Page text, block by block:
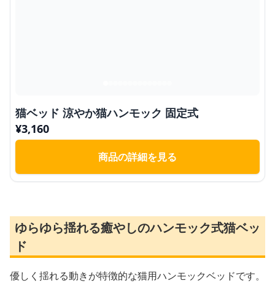
猫ベッド 涼やか猫ハンモック 固定式
¥3,160
商品の詳細を見る
ゆらゆら揺れる癒やしのハンモック式猫ベッ
ド
優しく揺れる動きが特徴的な猫用ハンモックベッドです。